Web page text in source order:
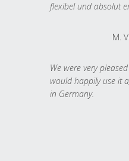
flexibel und absolut
M.
We were very
would happily use it
in Germany.